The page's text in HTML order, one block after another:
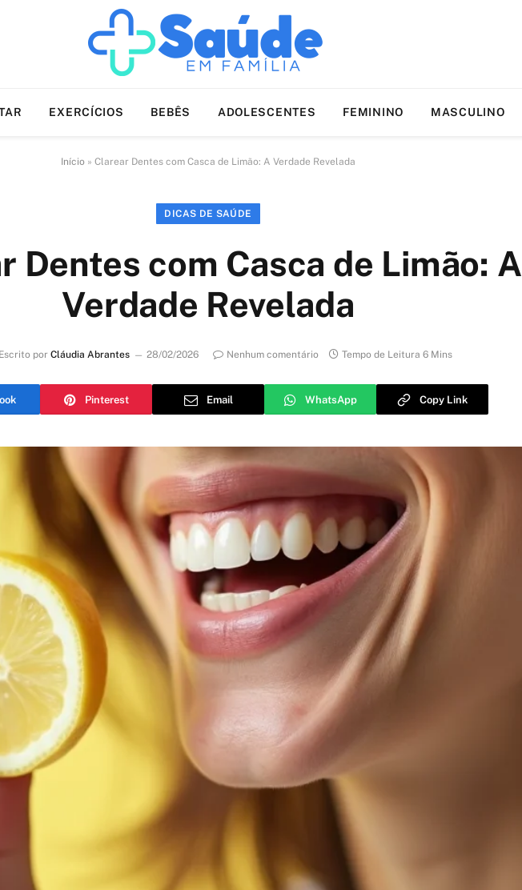
EXERCÍCIOS BEBÊS ADOLESCENTES FEMININO MASCULINO
Início » Clarear Dentes com Casca de Limão: A Verdade Revelada
DICAS DE SAÚDE
Dentes com Casca de Limão: A
Verdade Revelada
Escrito por Cláudia Abrantes 28/02/2026 Nenhum comentário Tempo de Leitura 6 Mins
Pinterest Email WhatsApp Copy Link